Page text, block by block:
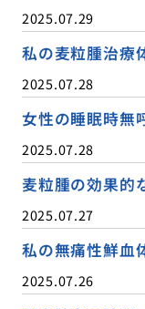
2025.07.29
私の麦粒腫治療
2025.07.28
女性の睡眠時無
2025.07.28
麦粒腫の効果的
2025.07.27
私の無痛性鮮血
2025.07.26